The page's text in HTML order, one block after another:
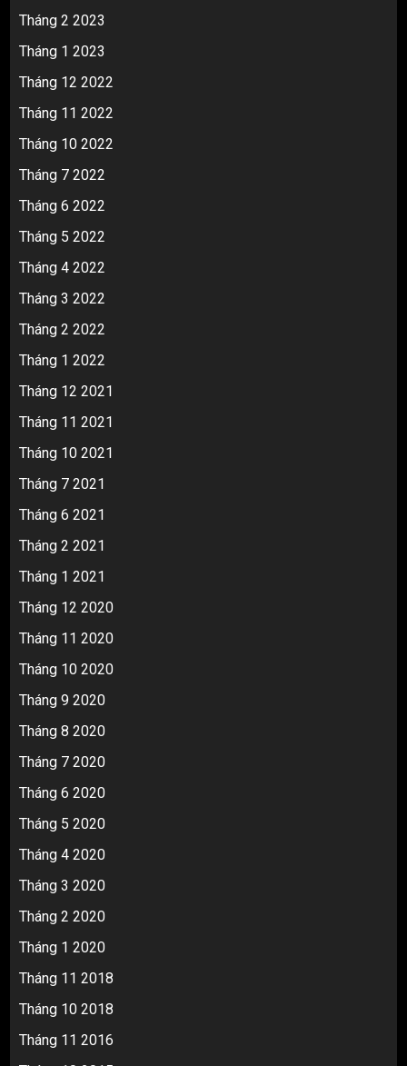
Tháng 2 2023
Tháng 1 2023
Tháng 12 2022
Tháng 11 2022
Tháng 10 2022
Tháng 7 2022
Tháng 6 2022
Tháng 5 2022
Tháng 4 2022
Tháng 3 2022
Tháng 2 2022
Tháng 1 2022
Tháng 12 2021
Tháng 11 2021
Tháng 10 2021
Tháng 7 2021
Tháng 6 2021
Tháng 2 2021
Tháng 1 2021
Tháng 12 2020
Tháng 11 2020
Tháng 10 2020
Tháng 9 2020
Tháng 8 2020
Tháng 7 2020
Tháng 6 2020
Tháng 5 2020
Tháng 4 2020
Tháng 3 2020
Tháng 2 2020
Tháng 1 2020
Tháng 11 2018
Tháng 10 2018
Tháng 11 2016